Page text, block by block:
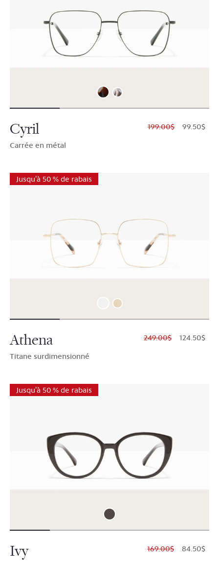
Cyril
Carrée en métal
$199.00 $99.50
Jusqu'à 50 % de rabais
Athena
Titane surdimensionné
$249.00 $124.50
Jusqu'à 50 % de rabais
Ivy $169.00 $84.50